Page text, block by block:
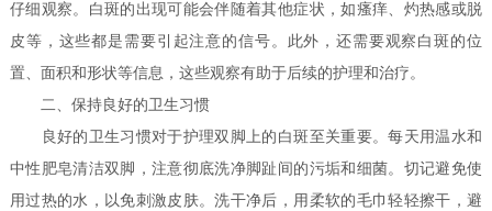
仔细观察。白斑的出现可能会伴随着其他症状，如瘙痒、灼热感或脱
皮等，这些都是需要引起注意的信号。此外，还需要观察白斑的位
置、面积和形状等信息，这些观察有助于后续的护理和治疗。
二、保持良好的卫生习惯
良好的卫生习惯对于护理双脚上的白斑至关重要。每天用温水和
中性肥皂清洁双脚，注意彻底洗净脚趾间的污垢和细菌。切记避免使
用过热的水，以免刺激皮肤。洗干净后，用柔软的毛巾轻轻擦干，避